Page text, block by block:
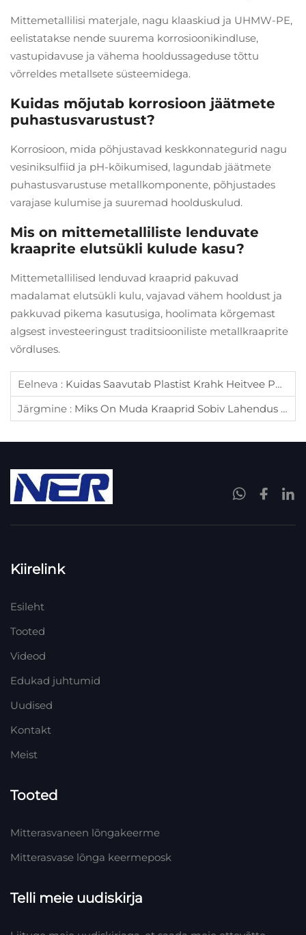
Mittemetallilisi materjale, nagu klaaskiud ja UHMW-PE,
eelistatakse nende suurema korrosioonikindluse,
vastupidavuse ja vähema hooldussageduse tõttu
võrreldes metallsete süsteemidega.
Kuidas mõjutab korrosioon jäätmete
puhastusvarustust?
Korrosioon, mida põhjustavad keskkonnategurid nagu
vesiniksulfiid ja pH-kõikumised, lagundab jäätmete
puhastusvarustuse metallkomponente, põhjustades
varajase kulumise ja suuremad hoolduskulud.
Mis on mittemetalliliste lenduvate
kraaprite elutsükli kulude kasu?
Mittemetallilised lenduvad kraaprid pakuvad
madalamat elutsükli kulu, vajavad vähem hooldust ja
pakkuvad pikema kasutusiga, hoolimata kõrgemast
algsest investeeringust traditsiooniliste metallkraaprite
võrdluses.
Eelneva : Kuidas Saavutab Plastist Krahk Heitvee Puhastamisel Madala Hooldustaseme?
Järgmine : Miks On Muda Kraaprid Sobiv Lahendus Korrosiivsete Keskkondade Setete Kogunemisele?
Kiirelink
Esileht
Tooted
Videod
Edukad juhtumid
Uudised
Kontakt
Meist
Tooted
Mitterasvaneen lõngakeerme
Mitterasvase lõnga keermeposk
Telli meie uudiskirja